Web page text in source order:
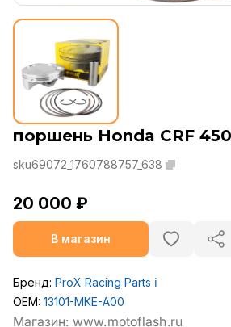
поршень Honda CRF
sku69072_1760788757_638
20 000 ₽
В магазин
Бренд: ProX Racing Parts ℹ️
OEM: 13101-MKE-A00